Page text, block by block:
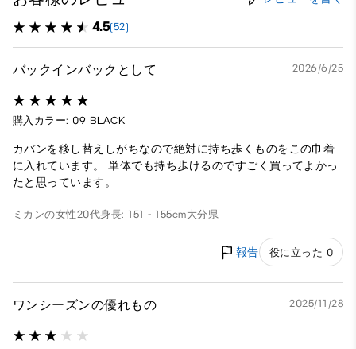
4.5(52)
バックインバックとして 2026/6/25
購入カラー: 09 BLACK
カバンを移し替えしがちなので絶対に持ち歩くものをこの巾着
に入れています。 単体でも持ち歩けるのですごく買ってよかっ
たと思っています。
ミカンの女性20代身長: 151 - 155cm大分県
報告 役に立った 0
ワンシーズンの優れもの 2025/11/28